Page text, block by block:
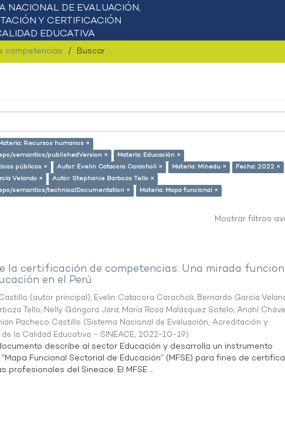
competencias Buscar
Recursos humanos ×
semantics/publishedVersion ×
Materia: Educación ×
públicas × Autor: Evelin Catacora Caracholi × Materia: Minedu ×
Fecha: 2022 ×
Velando ×
Autor: Stephanie Barboza Tello ×
semantics/technicalDocumentation ×
Materia: Mapa funcional ×
Mostrar filtros
la certificación de competencias: Una mirada
en el Perú
(autor principal); Evelin Catacora Caracholi; Bernardo García
Tello; Nelly Góngora Jara; María Rosa Malásquez Sotelo;Anahí
Pacheco Castillo (Sistema Nacional de Evaluación, Acreditación y
la Calidad Educativa - SINEACE, 2022-10-19)
describe al sector Educación y desarrolla un instrumento
Funcional Sectorial de Educación” (MFSE) para fines de
profesionales del Sineace. El MFSE ...